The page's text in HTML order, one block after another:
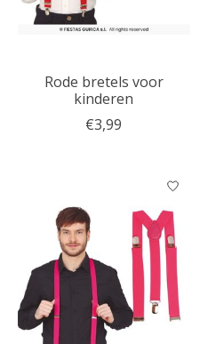
Rode bretels voor
kinderen
€3,99